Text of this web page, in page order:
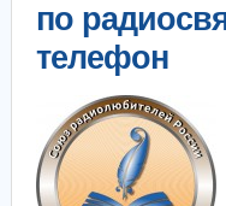
по
телефон